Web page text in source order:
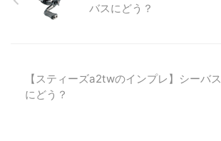
バスにどう？
【スティーズa2twのインプレ】シーバス
にどう？